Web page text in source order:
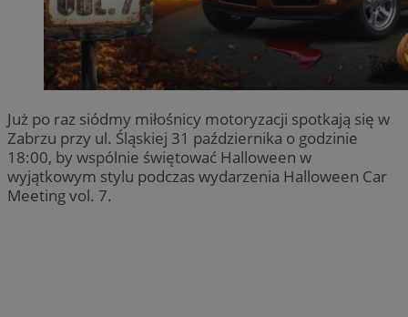
Już po raz siódmy miłośnicy motoryzacji spotkają się w
Zabrzu przy ul. Śląskiej 31 października o godzinie
18:00, by wspólnie świętować Halloween w
wyjątkowym stylu podczas wydarzenia Halloween Car
Meeting vol. 7.